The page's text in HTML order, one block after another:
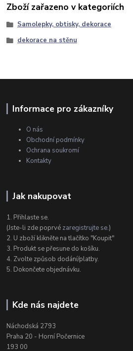
Zboží zařazeno v kategoriích
Samolepky, obtisky, dekorace
dekorace na stěnu
Informace pro zákazníky
O nás
Obchodní podmínky
Ochrana soukromí
Kontakty
Jak nakupovat
1. Přihlaste se.
(Jste-li zde poprvé zaregistrujte se.)
2. U zboží klikněte na tlačítko "Koupit"
3. Produkt se přesune do košíku.
4. Zvolte způsob dodání/platby.
5. Dokončete objednávku.
Kde nás najdete
Náchodská 2793
Praha 20 - Horní Počernice
193 00